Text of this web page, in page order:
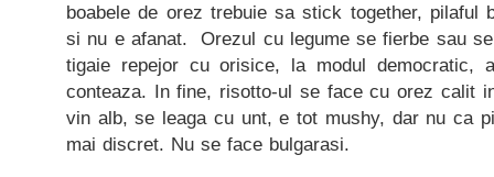
boabele de orez trebuie sa stick together, pilaful
si nu e afanat. Orezul cu legume se fierbe sau
tigaie repejor cu orisice, la modul democratic,
conteaza. In fine, risotto-ul se face cu orez calit
vin alb, se leaga cu unt, e tot mushy, dar nu ca
mai discret. Nu se face bulgarasi.